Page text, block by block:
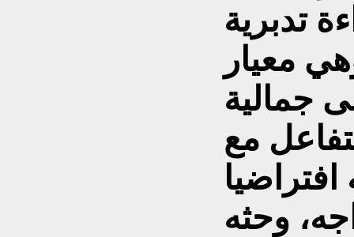
تدبرية
معيار
جمالية
مع
وحثه